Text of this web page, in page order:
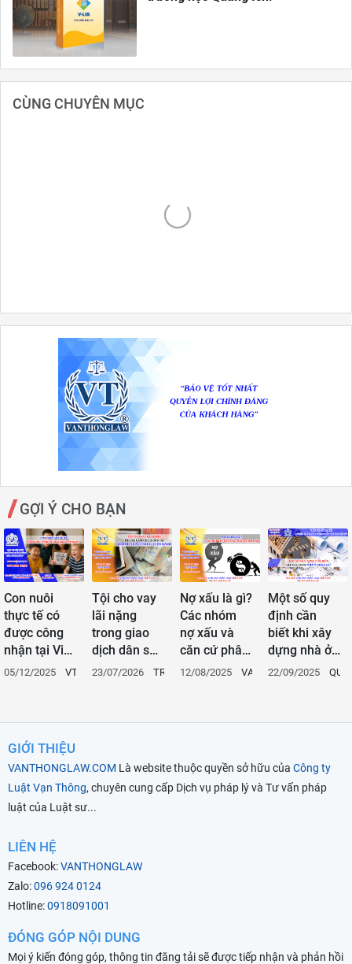
CÙNG CHUYÊN MỤC
GỢI Ý CHO BẠN
Con nuôi
thực tế có
được công
nhận tại Việt
Nam?
05/12/2025 VTL
Tội cho vay
lãi nặng
trong giao
dịch dân sự
theo quy
hiện hành
23/07/2026 TRÁCH NHIỆM HÌNH SỰ
Nợ xấu là gì?
Các nhóm
nợ xấu và
căn cứ phân
loại? Những
mang lại và
12/08/2025 VAN THONG LAW
Một số quy
định cần
biết khi xây
dựng nhà ở
riêng lẻ
22/09/2025
GIỚI THIỆU
VANTHONGLAW.COM Là website thuộc quyền sở hữu của Công ty
Luật Vạn Thông, chuyên cung cấp Dịch vụ pháp lý và Tư vấn pháp
luật của Luật sư...
LIÊN HỆ
Facebook:VANTHONGLAW
Zalo:096 924 0124
Hotline:0918091001
ĐÓNG GÓP NỘI DUNG
Mọi ý kiến đóng góp, thông tin đăng tải sẽ được tiếp nhận và phản hồi